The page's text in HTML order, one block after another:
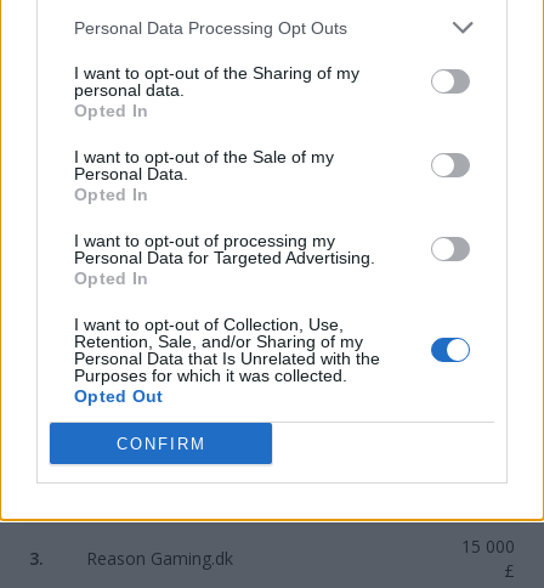
Personal Data Processing Opt Outs
I want to opt-out of the Sharing of my
personal data.
Opted In
I want to opt-out of the Sale of my
Personal Data.
Opted In
I want to opt-out of processing my
Personal Data for Targeted Advertising.
Opted In
I want to opt-out of Collection, Use,
Retention, Sale, and/or Sharing of my
Personal Data that Is Unrelated with the
Purposes for which it was collected.
Opted Out
CONFIRM
Nuke, ale tam piątka ze Skandynawii została dosłownie
zmiażdżona i jako CT wpisała na swoje konto zaledwie
trzy oczka. Ostateczny wynik wydawał się być łatwy do
mogło wznieść w geście triumfu puchar drugiego
sezonu Gfinity.
Dzięki zwycięstwu akademia Teamu EnVyUs zgarnęła
główną nagrodę w wysokości 40 tysięcy funtów
szterlingów, z kolei Epsilon eSports zadowolić się
musiało połową tej sumy. Dokładny podział puli
pieniężnej prezentuje się następująco:
EnVyUs Academy
2. Epsilon eSports
20 000
3. Reason Gaming.dk
15 000
£